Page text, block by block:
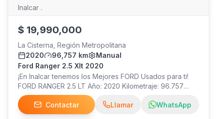
Inalcar .
$ 19,990,000
La Cisterna, Región Metropolitana
2020
96,757 km
Manual
Ford Ranger 2.5 Xlt 2020
¡En Inalcar tenemos los Mejores FORD Usados para ti!
FORD RANGER 2.5 LT Año: 2020 Kilometraje: 96.757
Precio: $19.990.000 ¡Visítanos!
Contactar
Llamar WhatsApp